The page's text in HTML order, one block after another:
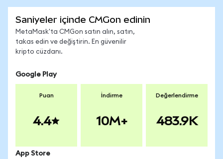
Saniyeler içinde CMGon edinin
MetaMask'ta CMGon satın alın, satın,
takas edin ve değiştirin. En güvenilir
kripto cüzdanı.
Google Play
Puan
4.4
İndirme
10M+
Değerlendirme
483.9K
App Store